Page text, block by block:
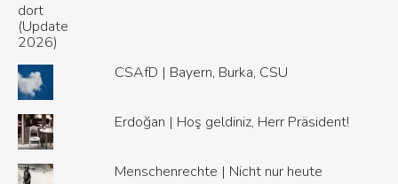
CSAfD | Bayern, Burka, CSU
Erdoğan | Hoş geldiniz, Herr Präsident!
Menschenrechte | Nicht nur heute